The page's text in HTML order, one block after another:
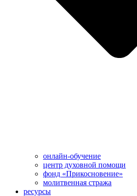
онлайн-обучение
центр духовной помощи
фонд «Прикосновение»
молитвенная стража
ресурсы